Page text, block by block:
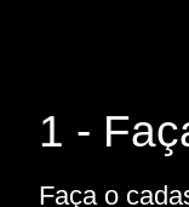
1 -
Faça o